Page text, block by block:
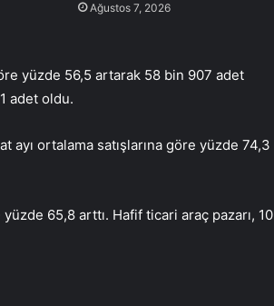
Ağustos 7, 2026
yüzde 56,5 artarak 58 bin 907 adet
adet oldu.
ayı ortalama satışlarına göre yüzde 74,3
yüzde 65,8 arttı. Hafif ticari araç pazarı, 10